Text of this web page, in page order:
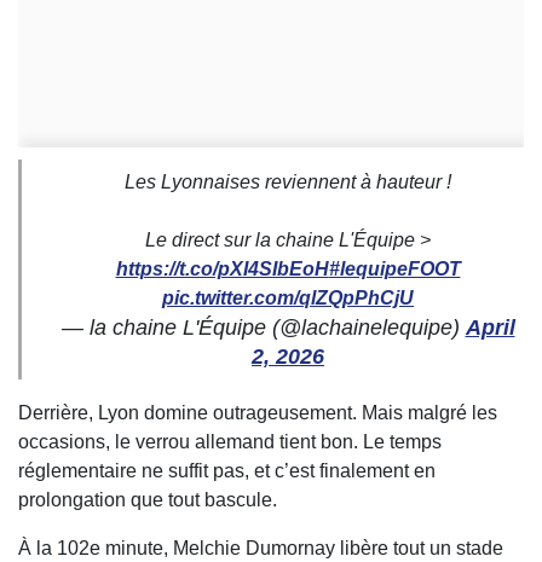
Les Lyonnaises reviennent à hauteur !
Le direct sur la chaine L'Équipe >
https://t.co/pXI4SIbEoH#lequipeFOOT
pic.twitter.com/qlZQpPhCjU
— la chaine L'Équipe (@lachainelequipe)April
2, 2026
Derrière, Lyon domine outrageusement. Mais malgré les
occasions, le verrou allemand tient bon. Le temps
réglementaire ne suffit pas, et c’est finalement en
prolongation que tout bascule.
À la 102e minute, Melchie Dumornay libère tout un stade